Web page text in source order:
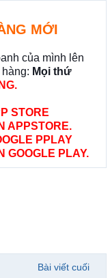
MỚI
của mình lên
Mọi thứ
STORE
APPSTORE.
PPLAY
GOOGLE PLAY.
Bài viết cuối